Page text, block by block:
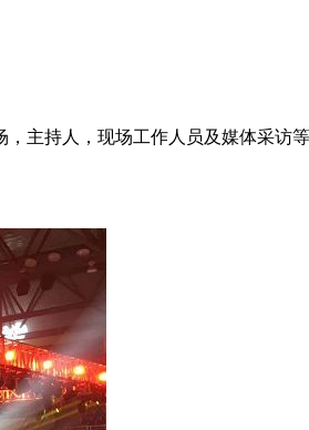
主持人，现场工作人员及媒体采访